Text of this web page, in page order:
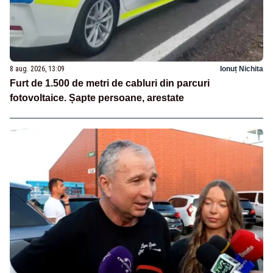
8 aug. 2026, 13:09 Ionuț Nichita
Furt de 1.500 de metri de cabluri din parcuri
fotovoltaice. Șapte persoane, arestate